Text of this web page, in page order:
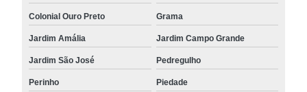
Colonial Ouro Preto Grama
Jardim Amália Jardim Campo Grande
Jardim São José Pedregulho
Perinho Piedade